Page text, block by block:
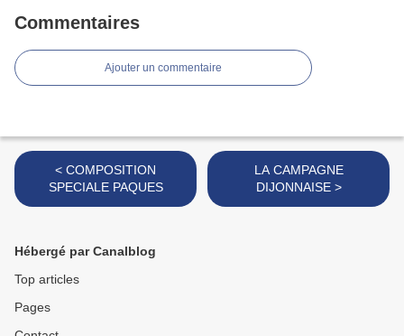
Commentaires
Ajouter un commentaire
< COMPOSITION
SPECIALE PAQUES
LA CAMPAGNE
DIJONNAISE >
Hébergé par Canalblog
Top articles
Pages